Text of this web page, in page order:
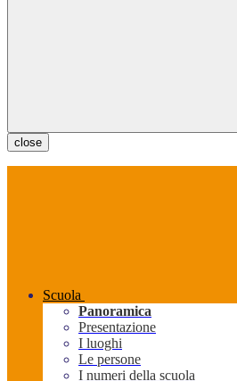
close
Scuola
Panoramica
Presentazione
I luoghi
Le persone
I numeri della scuola